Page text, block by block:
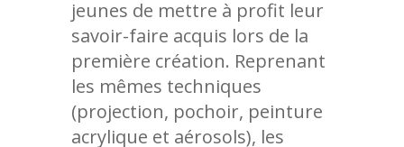
jeunes de mettre à profit leur
savoir-faire acquis lors de la
première création. Reprenant
les mêmes techniques
(projection, pochoir, peinture
acrylique et aérosols), les